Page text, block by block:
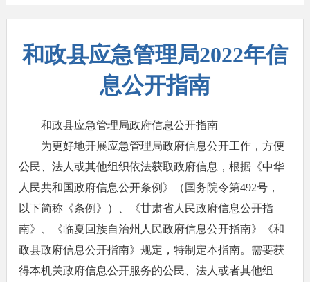
和政县应急管理局2022年信
息公开指南
和政县应急管理局政府信息公开指南
为更好地开展应急管理局政府信息公开工作，方便
公民、法人或其他组织依法获取政府信息，根据《中华
人民共和国政府信息公开条例》（国务院令第492号，
以下简称《条例》）、《甘肃省人民政府信息公开指
南》、《临夏回族自治州人民政府信息公开指南》《和
政县政府信息公开指南》规定，特制定本指南。需要获
得本机关政府信息公开服务的公民、法人或者其他组